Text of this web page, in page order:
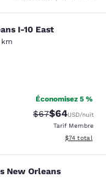
I-10 East
I-10 East
km
Économisez 5 %
Tarif barré :
$67Tarif réduit :
$64USD/nuit
Tarif Membre
Afficher les
$74 total
New Orleans
New Orleans